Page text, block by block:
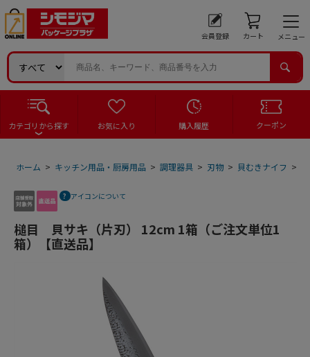
会員登録 カート メニュー
カテゴリから探す お気に入り 購入履歴 クーポン
ホーム > キッチン用品・厨房用品 > 調理器具 > 刃物 > 貝むきナイフ >
アイコンについて
槌目 貝サキ（片刃） 12cm 1箱（ご注文単位1
箱）【直送品】